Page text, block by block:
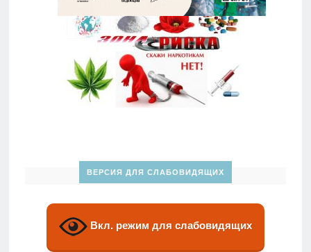
ВЕРСИЯ ДЛЯ СЛАБОВИДЯЩИХ
Вкл. режим для слабовидящих